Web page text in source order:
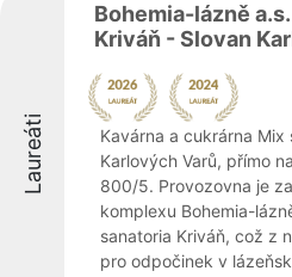
Laureáti
Bohemia-lázně
Kriváň - Slovan
Kavárna a cukrárna
Karlových Varů, přímo
800/5. Provozovna je
komplexu Bohemia-
sanatoria Kriváň, což z
pro odpočinek v